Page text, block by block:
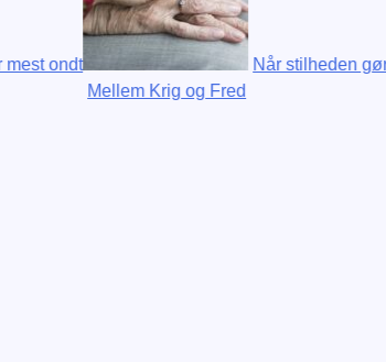
Når stilheden gør mest ondt
Mellem Krig og Fred